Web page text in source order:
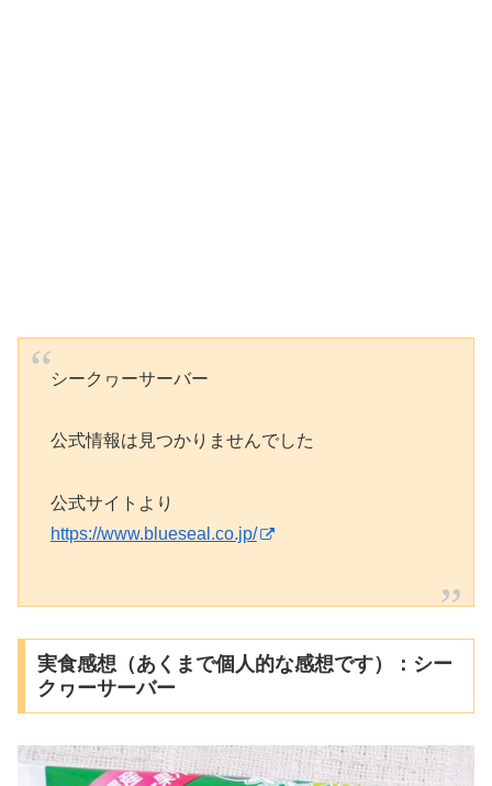
シークヮーサーバー
公式情報は見つかりませんでした
公式サイトより
https://www.blueseal.co.jp/
実食感想（あくまで個人的な感想です）：シー
クヮーサーバー